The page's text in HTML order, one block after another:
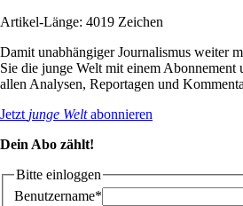
Artikel-Länge: 4019 Zeichen
Damit unabhängiger Journalismus weiter
Sie die junge Welt mit einem Abonnement
allen Analysen, Reportagen und
Jetzt junge Weltabonnieren
Dein Abo zählt!
Bitte einloggen
Benutzername*